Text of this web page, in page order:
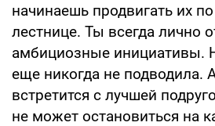
начинаешь продвигать их
лестнице. Ты всегда лично
амбициозные инициативы.
еще никогда не подводила.
встретится с лучшей
не может остановиться на